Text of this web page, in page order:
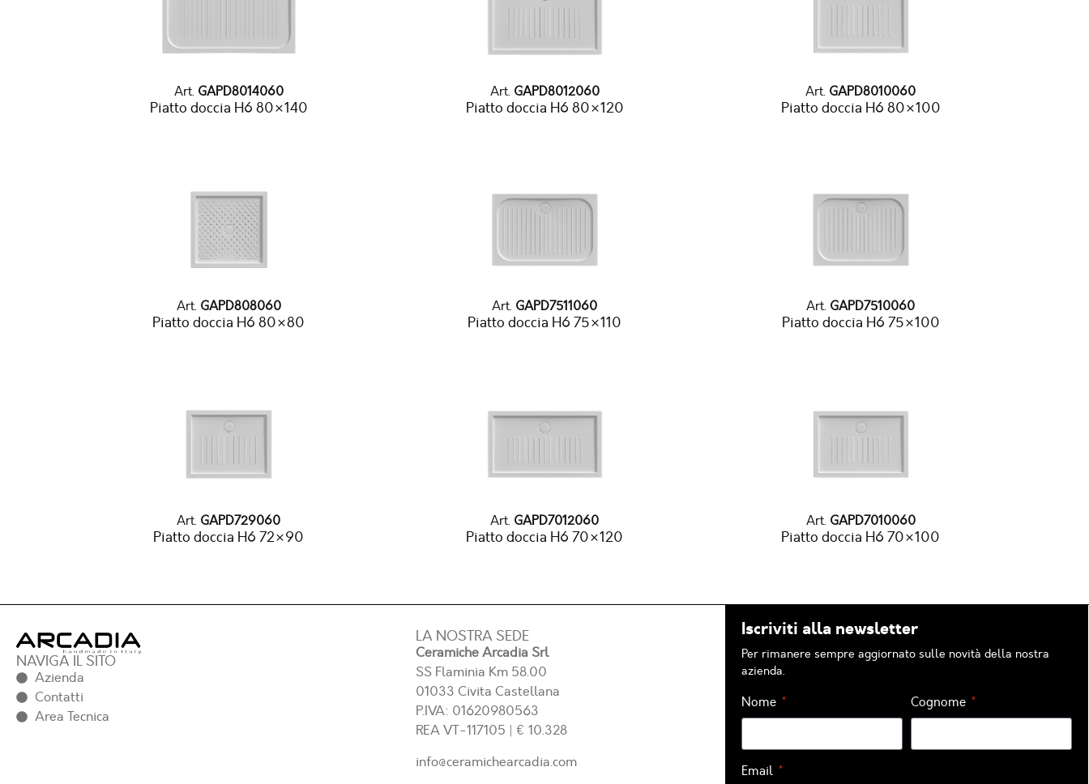
Art. GAPD8014060
Piatto doccia H6 80×140
Art. GAPD8012060
Piatto doccia H6 80×120
Art. GAPD8010060
Piatto doccia H6 80×100
Art. GAPD808060
Piatto doccia H6 80×80
Art. GAPD7511060
Piatto doccia H6 75×110
Art. GAPD7510060
Piatto doccia H6 75×100
Art. GAPD729060
Piatto doccia H6 72×90
Art. GAPD7012060
Piatto doccia H6 70×120
Art. GAPD7010060
Piatto doccia H6 70×100
NAVIGA IL SITO
Azienda
Contatti
Area Tecnica
LA NOSTRA SEDE
Ceramiche Arcadia Srl
SS Flaminia Km 58.00
01033 Civita Castellana
P.IVA: 01620980563
REAVT-117105 | € 10.328
info@ceramichearcadia.com
Iscriviti alla newsletter
Per rimanere sempre aggiornato sulle novità della nostra
azienda.
Nome Cognome
Email